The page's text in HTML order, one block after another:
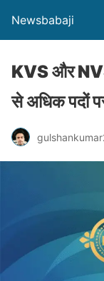
Newsbabaji
KVS और
से अधिक पदों